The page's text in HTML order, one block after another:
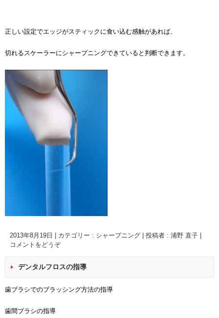
正しい設定でエッジがスティックに食い込む感触があれば、
切れるスケーラーにシャープニングできていると判断できます。
2013年8月19日 カテゴリー : シャープニング 投稿者 : 浦野 直子
コメントをどうぞ
デンタルフロスの指導
歯ブラシでのブラッシング方法の指導
歯間ブラシの指導